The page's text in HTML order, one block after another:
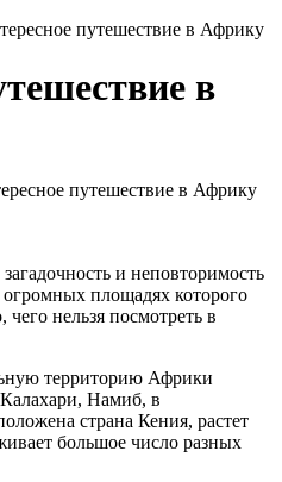
путешествие в Африку
в
путешествие в Африку
и неповторимость
площадях которого
нельзя посмотреть в
территорию Африки
Намиб, в
страна Кения, растет
большое число разных